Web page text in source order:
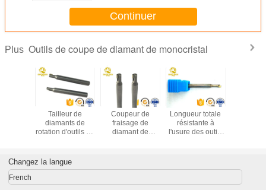
ordinateur
Continuer
Plus Outils de coupe de diamant de monocristal
de
de
Tailleur de
diamants de
rotation d'outils de
coupeur de
fraisage de
monocristal à
Coupeur de
fraisage de
diamant de
Longueur totale
résistante à
l'usure des outils
Changez la langue
French